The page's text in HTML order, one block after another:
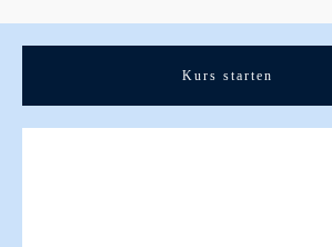
Kurs starten